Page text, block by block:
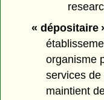
« dépositaire
organisme
services
maintient